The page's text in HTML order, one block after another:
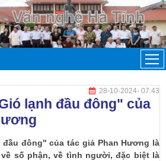
28-10-2024- 07:43
lạnh đầu đông" của
đông" của tác giả Phan Hương là
số phận, về tình người, đặc biệt là